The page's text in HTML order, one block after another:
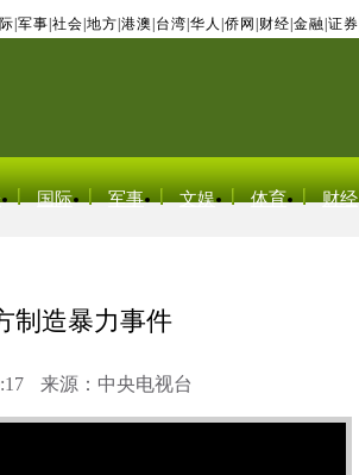
军事 社会 地方 港澳 台湾 华人 侨网 财经 金融 证券
国际 军事 文娱 体育 财经
制造暴力事件
来源：中央电视台